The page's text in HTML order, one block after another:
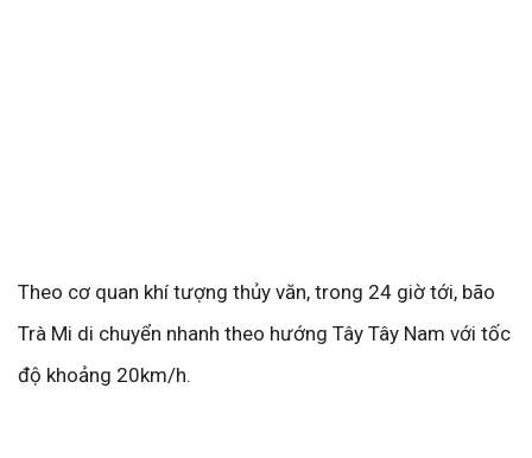
Theo cơ quan khí tượng thủy văn, trong 24 giờ tới, bão
Trà Mi di chuyển nhanh theo hướng Tây Tây Nam với tốc
độ khoảng 20km/h.